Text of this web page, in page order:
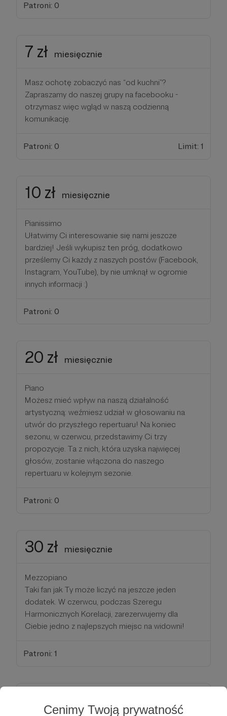
Cenimy Twoją prywatność
Patroni: 0
7 zł miesięcznie
Masz ochotę zobaczyć nas “od kuchni”?
Zapraszamy do naszej grupy na facebooku -
otrzymasz więc wgląd w naszą codzienną
komunikację.
Patroni: 0 Limit: 1
10 zł miesięcznie
Pianissimo
Ułatwimy Ci interesowanie się nami jeszcze
bardziej! Jeśli wykupisz ten próg, dodatkowo
prześlemy Ci każdy z naszych postów (Facebook,
Instagram, YouTube), by nie umknął w ogromie
innych informacji :)
Patroni: 0
20 zł miesięcznie
Piano
Możesz mieć wpływ na naszą działalność
artystyczną: weźmiesz udział w głosowaniu na
utwór do przyszłego repertuaru! Na koniec
sezonu, w czerwcu, przedstawimy Ci trzy
propozycje. Ta z nich, która uzyska najwięcej
głosów, zostanie włączona do naszego
repertuaru w kolejnym sezonie.
Patroni: 0
30 zł miesięcznie
Mezzopiano
Taki fan jak Ty może liczyć na jeszcze jeden
dodatek. W czerwcu, podczas Szeregu
Harmonicznych Korelacji, zarezerwujemy dla
Ciebie jedno z najlepszych miejsc na widowni!
Patroni: 1